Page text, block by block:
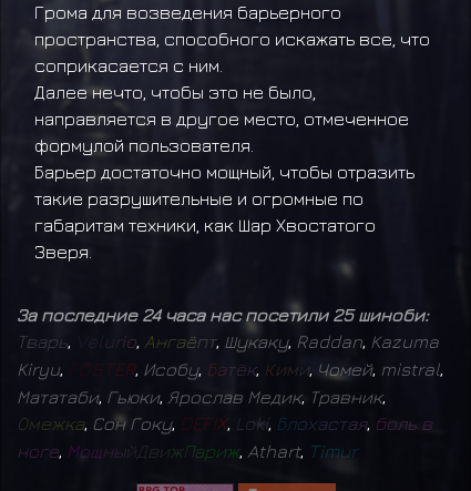
Грома для возведения барьерного
пространства, способного искажать все, что
соприкасается с ним.
Далее нечто, чтобы это не было,
направляется в другое место, отмеченное
формулой пользователя.
Барьер достаточно мощный, чтобы отразить
такие разрушительные и огромные по
габаритам техники, как Шар Хвостатого
Зверя.
За последние 24 часа нас посетили 25 шиноби:
Тварь urio Ангаёпт, Шукаку, Raddan Kazuma
Kiryu, OSTER, Исобу, Батёк, Кими Чомей, mistral
Мататаби, Гьюки, Ярослав Медик, Травник,
Омежка, Сон Гоку, DEFIX, Loki, Блохастая, боль в
ноге МощныйД ижПариж, Athart, Timur